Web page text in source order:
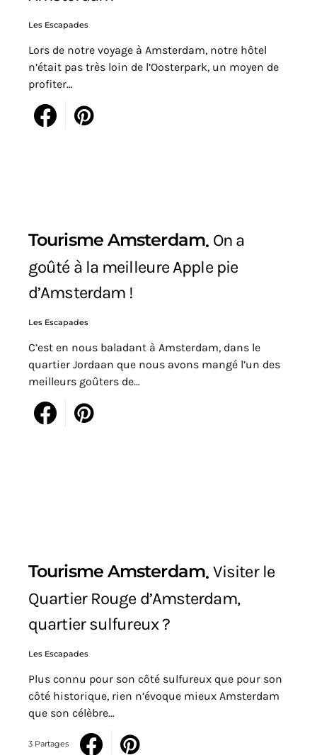
Les Escapades
Lors de notre voyage à Amsterdam, notre hôtel
n’était pas très loin de l’Oosterpark, un moyen de
profiter…
Tourisme Amsterdam On a
goûté à la meilleure Apple pie
d’Amsterdam !
Les Escapades
C’est en nous baladant à Amsterdam, dans le
quartier Jordaan que nous avons mangé l’un des
meilleurs goûters de…
Tourisme Amsterdam Visiter le
Quartier Rouge d’Amsterdam,
quartier sulfureux ?
Les Escapades
Plus connu pour son côté sulfureux que pour son
côté historique, rien n’évoque mieux Amsterdam
que son célèbre…
3 Partages